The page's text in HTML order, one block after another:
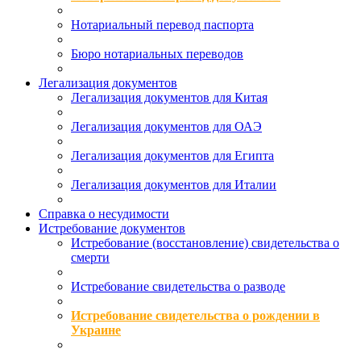
Нотариальный перевод паспорта
Бюро нотариальных переводов
Легализация документов
Легализация документов для Китая
Легализация документов для ОАЭ
Легализация документов для Египта
Легализация документов для Италии
Справка о несудимости
Истребование документов
Истребование (восстановление) свидетельства о
смерти
Истребование свидетельства о разводе
Истребование свидетельства о рождении в
Украине